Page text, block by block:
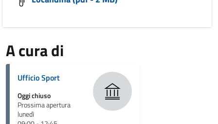
A cura di
Ufficio Sport
Oggi chiuso
Prossima apertura
lunedì